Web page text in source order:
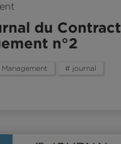
du Contract
n°2
# journal